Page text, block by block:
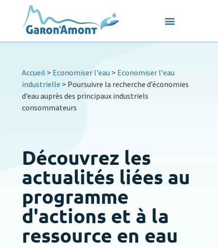
Accueil > Economiser l'eau > Economiser l'eau
industrielle > Poursuivre la recherche d’économies
d’eau auprès des principaux industriels
consommateurs
Découvrez les
actualités liées au
programme
d'actions et à la
ressource en eau